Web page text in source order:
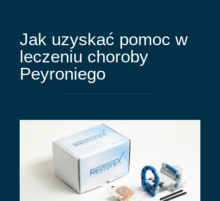
Jak uzyskać pomoc w
leczeniu choroby
Peyroniego